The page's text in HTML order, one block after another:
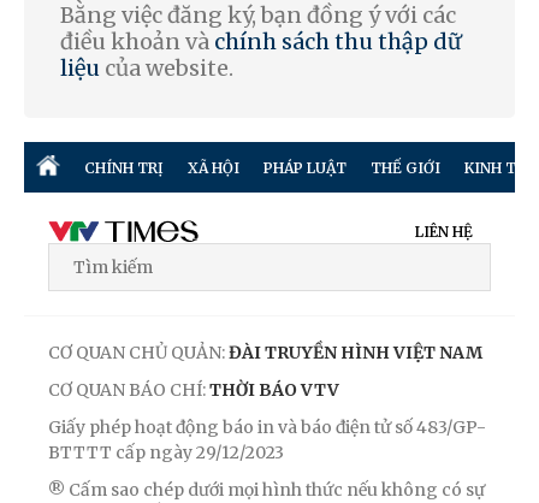
Bằng việc đăng ký, bạn đồng ý với các
điều khoản và chính sách thu thập dữ
liệu của website.
CHÍNH TRỊ XÃ HỘI PHÁP LUẬT THẾ GIỚI KINH TẾ
LIÊN HỆ
CƠ QUAN CHỦ QUẢN:ĐÀI TRUYỀN HÌNH VIỆT NAM
CƠ QUAN BÁO CHÍ:THỜI BÁO VTV
Giấy phép hoạt động báo in và báo điện tử số 483/GP-
BTTTT cấp ngày 29/12/2023
® Cấm sao chép dưới mọi hình thức nếu không có sự